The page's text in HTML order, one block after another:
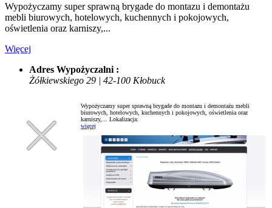
Wypożyczamy super sprawną brygade do montazu i demontażu
mebli biurowych, hotelowych, kuchennych i pokojowych,
oświetlenia oraz karniszy,...
Więcej
Adres Wypożyczalni :
Żółkiewskiego 29 | 42-100 Kłobuck
Wypożyczamy super sprawną brygade do montazu i demontażu mebli
biurowych, hotelowych, kuchennych i pokojowych, oświetlenia oraz
karniszy,... Lokalizacja:
więcej